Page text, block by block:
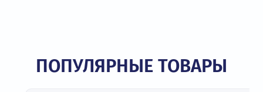
ПОПУЛЯРНЫЕ ТОВАРЫ